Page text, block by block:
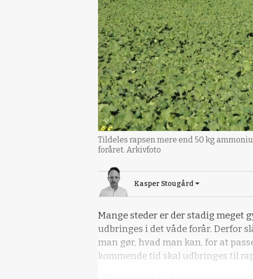
Tildeles rapsen mere end 50 kg
foråret. Arkivfoto
Kasper Stougård
Mange steder er der stadig meget
udbringes i det våde forår. Derfor
man gør, hvad man kan, for at
kommende tid skal udbringes til